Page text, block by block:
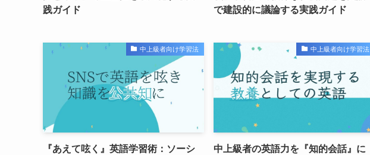
践ガイド
で建設的に議論する実践ガイド
中上級者向け学習法
『あえて呟く』英語学習術：ソーシ
中上級者向け学習法
中上級者の英語力を『知的会話』に